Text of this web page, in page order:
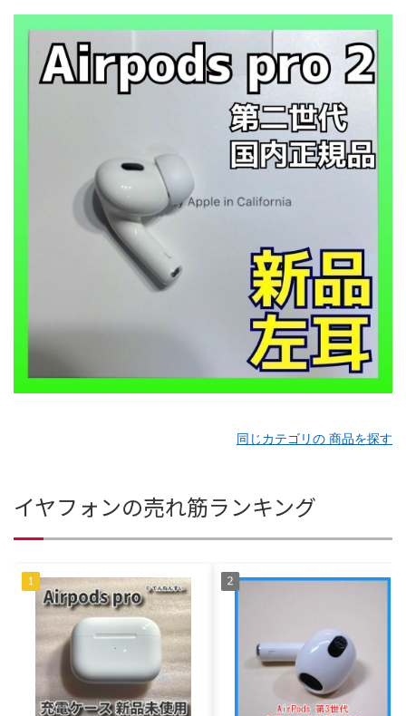
同じカテゴリの 商品を探す
イヤフォンの売れ筋ランキング